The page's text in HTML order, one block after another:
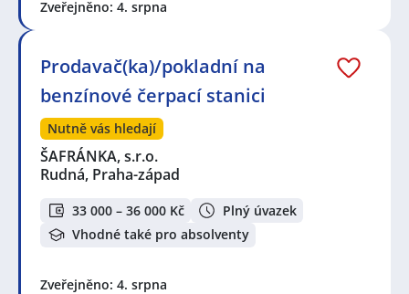
Zveřejněno: 4. srpna
Prodavač(ka)/pokladní na
benzínové čerpací stanici
Nutně vás hledají
ŠAFRÁNKA, s.r.o.
Rudná, Praha-západ
33 000 – 36 000 Kč
Plný úvazek
Vhodné také pro absolventy
Zveřejněno: 4. srpna